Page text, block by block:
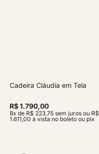
Cadeira Cláudia em Tela
R$ 1.790,00
8x de R$ 223,75 sem juros ou R$
1.611,00 à vista no boleto ou pix